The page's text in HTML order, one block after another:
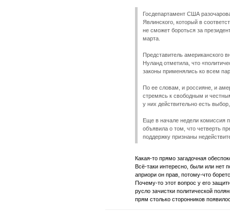
Госдепартамент США
Явлинского, который в
не сможет бороться за
марта.
Представитель американского
Нуланд отметила, что
законы применялись ко всем
По ее словам, и россияне, и
стремясь к свободным и
у них действительно есть
Еще в начале недели комиссия
объявила о том, что четверть
поддержку признаны
Какая-то прямо загадочная
Всё-таки интересно, были или нет
априори он прав, потому-что
Почему-то этот вопрос у его
русло зачистки политической
прям столько сторонников